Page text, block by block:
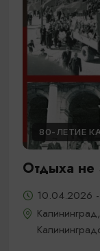
80-ЛЕТИЕ
Отдыха не
10.04.2026